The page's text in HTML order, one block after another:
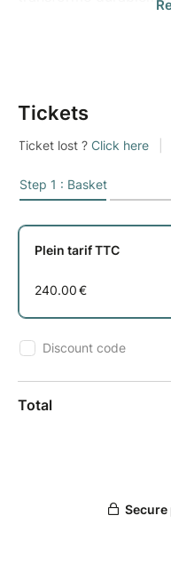
peut agir pour
Pour permettre aux
langage communs, et
Pour qui ?
de la Restauration
Un atelier de 3h
Tickets